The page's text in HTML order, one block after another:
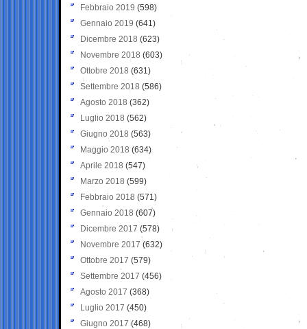
Febbraio 2019 (598)
Gennaio 2019 (641)
Dicembre 2018 (623)
Novembre 2018 (603)
Ottobre 2018 (631)
Settembre 2018 (586)
Agosto 2018 (362)
Luglio 2018 (562)
Giugno 2018 (563)
Maggio 2018 (634)
Aprile 2018 (547)
Marzo 2018 (599)
Febbraio 2018 (571)
Gennaio 2018 (607)
Dicembre 2017 (578)
Novembre 2017 (632)
Ottobre 2017 (579)
Settembre 2017 (456)
Agosto 2017 (368)
Luglio 2017 (450)
Giugno 2017 (468)